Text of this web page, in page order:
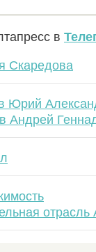
в
Скаредова
Юрий
Андрей
отрасль